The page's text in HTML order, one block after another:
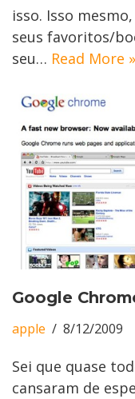
isso. Isso
seus favoritos/
seu… Read More »
Google
apple 8/12/2009
Sei que quase
cansaram de